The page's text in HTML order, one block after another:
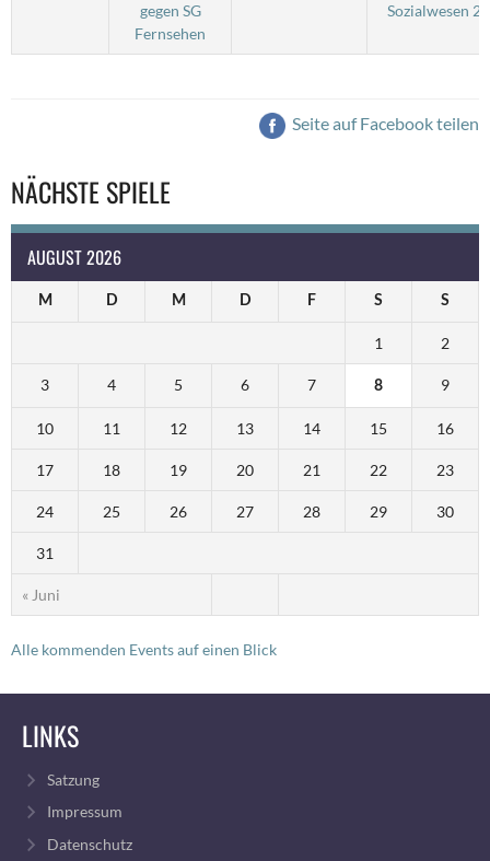
gegen SG
Fernsehen
Sozialwesen 2
Seite auf Facebook teilen
NÄCHSTE SPIELE
AUGUST 2026
M D M D F S S
« Juni
1 2
3 4 5 6 7 8 9
10 11 12 13 14 15 16
17 18 19 20 21 22 23
24 25 26 27 28 29 30
31
Alle kommenden Events auf einen Blick
LINKS
Satzung
Impressum
Datenschutz